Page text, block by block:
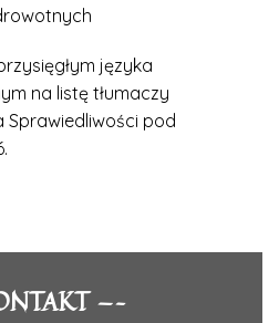
języka
na listę tłumaczy
Sprawiedliwości pod
—–